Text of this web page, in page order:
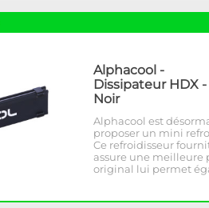
Alphacool -
Dissipateur HDX -
Noir
Alphacool est
proposer un mini
Ce refroidisseur
assure une meilleure
original lui permet